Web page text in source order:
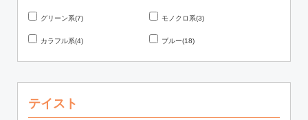
グリーン系(7) モノクロ系(3)
カラフル系(4) ブルー(18)
テイスト